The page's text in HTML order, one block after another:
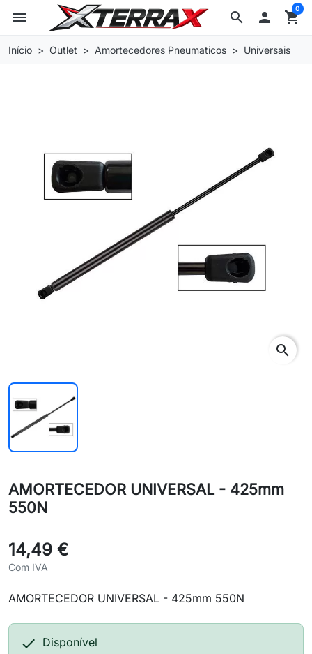
search
menu  shopping_cart
0
Início Outlet Amortecedores Pneumaticos Universais
search
AMORTECEDOR UNIVERSAL - 425mm
550N
14,49 €
Com IVA
AMORTECEDOR UNIVERSAL - 425mm 550N
 Disponível